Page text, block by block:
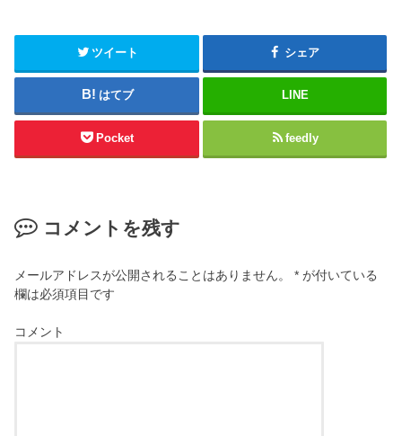
ツイート シェア
はてブ LINE
Pocket feedly
コメントを残す
メールアドレスが公開されることはありません。 * が付いている
欄は必須項目です
コメント